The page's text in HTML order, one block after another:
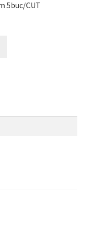
5buc/CUT